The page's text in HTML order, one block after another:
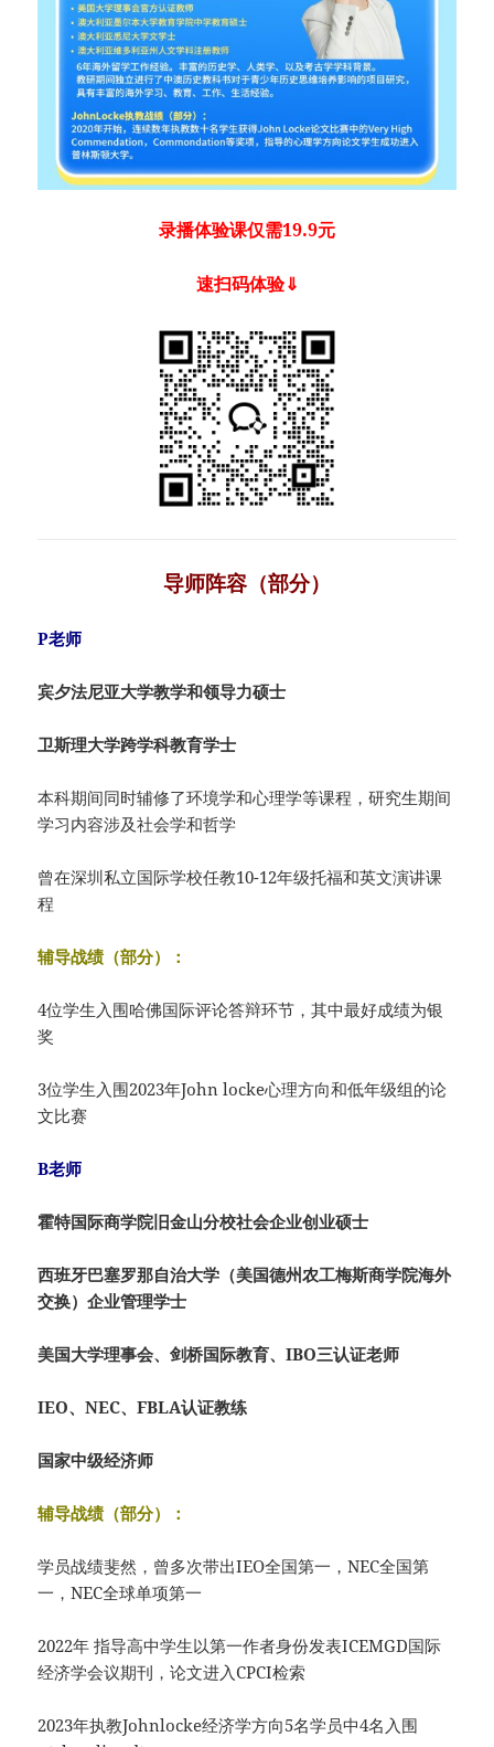
录播体验课仅需19.9元
速扫码体验⇓
导师阵容（部分）
P老师
宾夕法尼亚大学教学和领导力硕士
卫斯理大学跨学科教育学士
本科期间同时辅修了环境学和心理学等课程，研究生期间
学习内容涉及社会学和哲学
曾在深圳私立国际学校任教10-12年级托福和英文演讲课
程
辅导战绩（部分）：
4位学生入围哈佛国际评论答辩环节，其中最好成绩为银
奖
3位学生入围2023年John locke心理方向和低年级组的论
文比赛
B老师
霍特国际商学院旧金山分校社会企业创业硕士
西班牙巴塞罗那自治大学（美国德州农工梅斯商学院海外
交换）企业管理学士
美国大学理事会、剑桥国际教育、IBO三认证老师
IEO、NEC、FBLA认证教练
国家中级经济师
辅导战绩（部分）：
学员战绩斐然，曾多次带出IEO全国第一，NEC全国第
一，NEC全球单项第一
2022年 指导高中学生以第一作者身份发表ICEMGD国际
经济学会议期刊，论文进入CPCI检索
2023年执教Johnlocke经济学方向5名学员中4名入围